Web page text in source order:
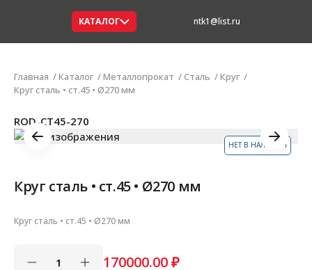
КАТАЛОГ ntk1@list.ru
Главная Каталог Металлопрокат Сталь
Круг
Круг сталь • ст.45 • Ø270 мм
НЕТ В НАЛИЧИИ
ROD-СТ45-270
Круг сталь • ст.45 • Ø270 мм
Круг сталь • ст.45 • Ø270 мм
170000.00₽